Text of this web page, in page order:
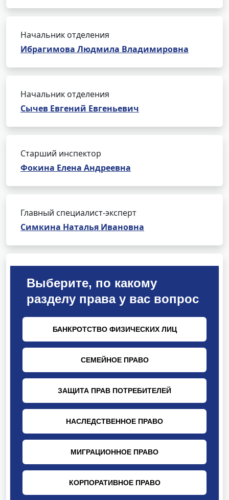
Начальник отделения
Ибрагимова Людмила Владимировна
Начальник отделения
Сычев Евгений Евгеньевич
Старший инспектор
Фокина Елена Андреевна
Главный специалист-эксперт
Симкина Наталья Ивановна